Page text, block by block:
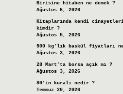
Birisine hitaben ne demek ?
Ağustos 6, 2026
Kitaplarında kendi
kimdir ?
Ağustos 5, 2026
500 kg’lık baskül fiyatları
Ağustos 3, 2026
28 Mart’ta borsa açık mı ?
Ağustos 3, 2026
80’in kuralı nedir ?
Temmuz 20, 2026